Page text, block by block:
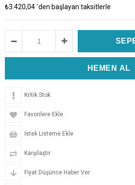
₺3.420,04`den başlayan taksitlerle
Kritik Stok
Favorilere Ekle
İstek Listeme Ekle
Karşılaştır
Fiyat Düşünce Haber Ver